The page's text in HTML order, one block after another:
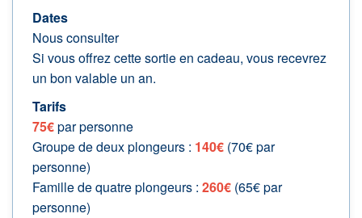
Dates
Nous consulter
Si vous offrez cette sortie en cadeau, vous recevrez
un bon valable un an.
Tarifs
75€par personne
Groupe de deux plongeurs : 140€ (70€ par
personne)
Famille de quatre plongeurs : 260€ (65€ par
personne)